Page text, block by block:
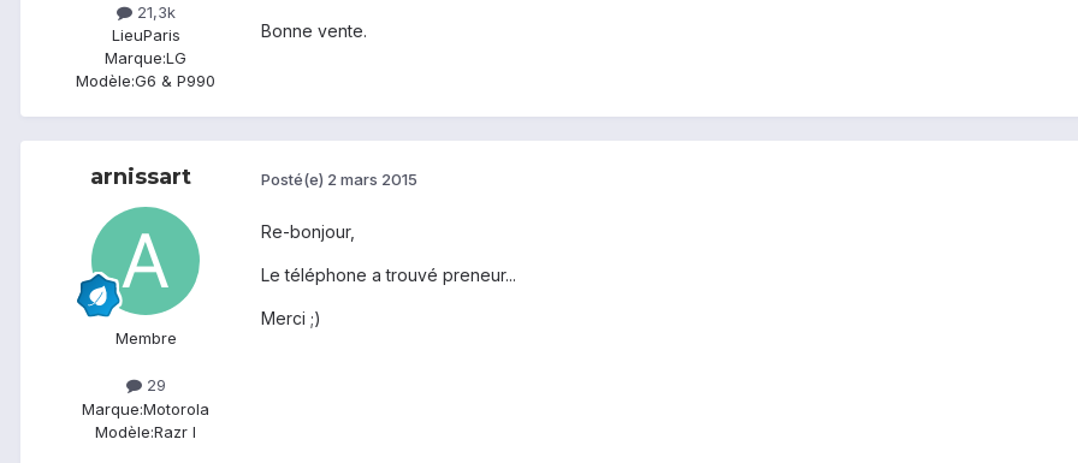
21,3k
LieuParis
Marque:LG
Modèle:G6 & P990
Bonne vente.
arnissart
Membre
29
Marque:Motorola
Modèle:Razr I
Posté(e) 2 mars 2015
Re-bonjour,
Le téléphone a trouvé preneur...
Merci ;)